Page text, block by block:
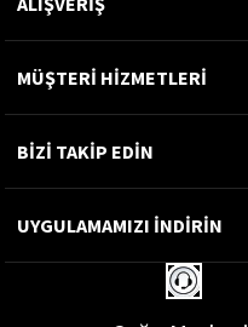
MÜŞTERİ HİZMETLERİ
BİZİ TAKİP EDİN
UYGULAMAMIZI İNDİRİN